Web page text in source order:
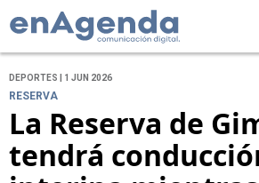
DEPORTES | 1 JUN 2026
RESERVA
La Reserva de
tendrá